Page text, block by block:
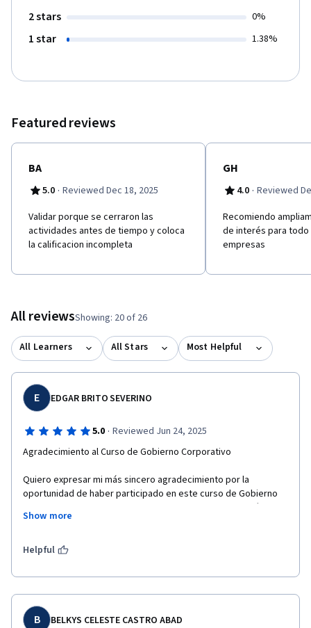
2 stars 0%
1 star 1.38%
Featured reviews
BA
5.0 · Reviewed Dec 18, 2025
Validar porque se cerraron las
actividades antes de tiempo y coloca
la calificacion incompleta
GH
4.0 · Reviewed
Recomiendo
de interés para
empresas
All reviewsShowing: 20 of 26
All Learners All Stars Most Helpful
E EDGAR BRITO SEVERINO
5.0 · Reviewed Jun 24, 2025
Agradecimiento al Curso de Gobierno Corporativo
Quiero expresar mi más sincero agradecimiento por la
oportunidad de haber participado en este curso de Gobierno
Corporativo. Ha sido una experiencia de gran valor académico y
profesional que me ha permitido comprender en profundidad la
una gestión empresarial responsable y ética.
Agradezco a los instructores por su dedicación y claridad en la
enseñanza, así como al equipo detrás del curso por facilitar el
aprendizaje de una manera dinámica, actualizada y accesible.
Show more
Helpful
B BELKYS CELESTE CASTRO ABAD